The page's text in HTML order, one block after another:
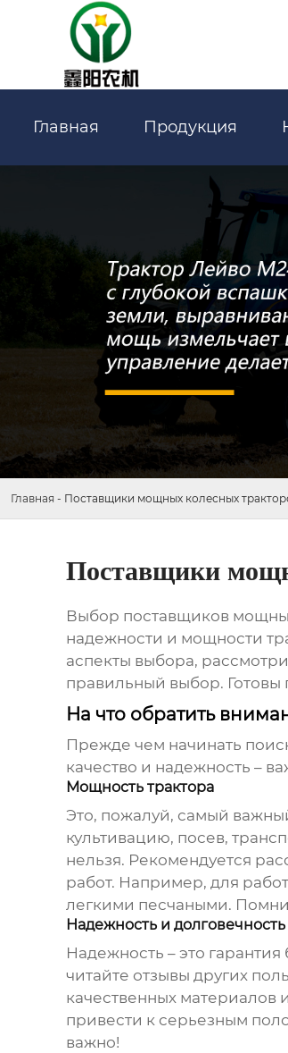
Главная Продукция
Главная - Поставщики мощных колесных
Поставщики
Выбор поставщиков
надежности и мощности
аспекты выбора,
правильный выбор. Готовы
На что обратить
Прежде чем начинать
качество и надежность –
Мощность трактора
Это, пожалуй, самый
культивацию, посев,
нельзя. Рекомендуется
работ. Например, для
легкими песчаными.
Надежность и долговечность
Надежность – это
читайте отзывы других
качественных материалов
привести к серьезным
важно!